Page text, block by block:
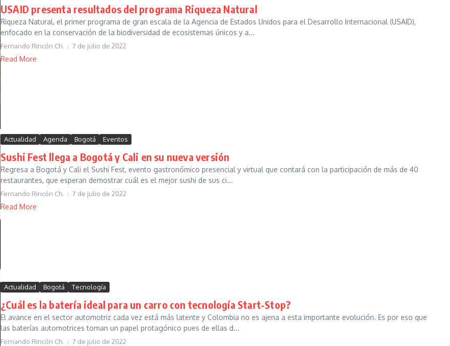
USAID presenta resultados del programa Riqueza Natural
Riqueza Natural, el primer programa de gran escala de la Agencia de Estados Unidos para el Desarrollo Internacional (USAID),
enfocado en la conservación de la biodiversidad de ecosistemas únicos y a...
Fernando Rincón Ch. 7 de julio de 2022
Read More
Actualidad Agenda Bogotá Eventos
Sushi Fest llega a Bogotá y Cali en su nueva versión
Regresa a Bogotá y Cali el Sushi Fest, evento gastronómico presencial y virtual que contará con la participación de más de 40
restaurantes, que esperan demostrar cuál es el mejor sushi de sus ci...
Fernando Rincón Ch. 7 de julio de 2022
Read More
Actualidad Bogotá Tecnología
¿Cuál es la batería ideal para un carro con tecnología Start-Stop?
El avance en el sector automotriz cada vez está más latente y Colombia no es ajena a esta importante evolución. Es por eso que
las baterías automotrices toman un papel protagónico pues de ellas d...
Fernando Rincón Ch. 7 de julio de 2022